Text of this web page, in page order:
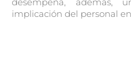
implicación del personal